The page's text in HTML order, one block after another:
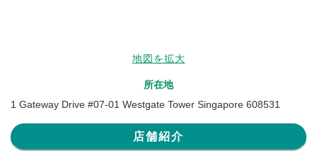
地図を拡大
所在地
1 Gateway Drive #07-01 Westgate Tower Singapore 608531
店舗紹介